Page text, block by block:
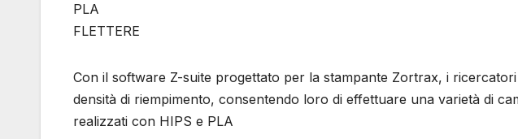
PLA
FLETTERE
Con il software Z-suite progettato per la stampante Zortrax, i
densità di riempimento, consentendo loro di effettuare una varietà di
realizzati con HIPS e PLA